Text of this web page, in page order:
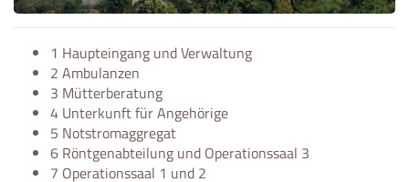
1 Haupteingang und Verwaltung
2 Ambulanzen
3 Mütterberatung
4 Unterkunft für Angehörige
5 Notstromaggregat
6 Röntgenabteilung und Operationssaal 3
7 Operationssaal 1 und 2